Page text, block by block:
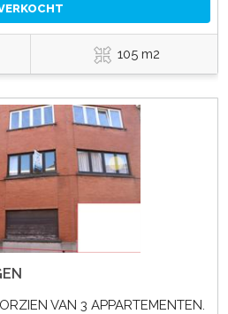
105 m2
VAN 3 APPARTEMENTEN.